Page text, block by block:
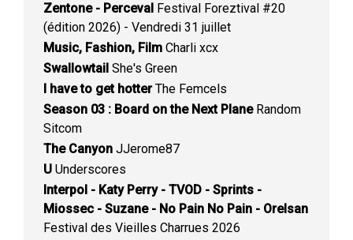
Zentone - Perceval Festival Foreztival #20
(édition 2026) - Vendredi 31 juillet
Music, Fashion, Film Charli xcx
Swallowtail She's Green
I have to get hotterThe Femcels
Season 03 : Board on the Next PlaneRandom
Sitcom
The Canyon JJerome87
U Underscores
Interpol - Katy Perry - TVOD - Sprints -
Miossec - Suzane - No Pain No Pain - Orelsan
Festival des Vieilles Charrues 2026